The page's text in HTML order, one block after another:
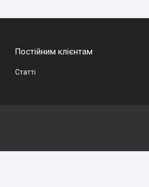
Постійним клієнтам
Статті